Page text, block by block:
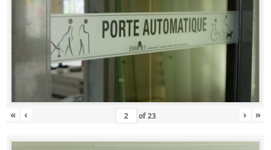
« ‹ of23 › »